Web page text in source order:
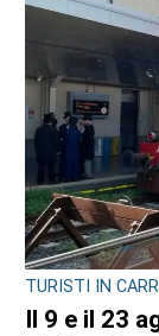
TURISTI IN
Il 9 e il 23